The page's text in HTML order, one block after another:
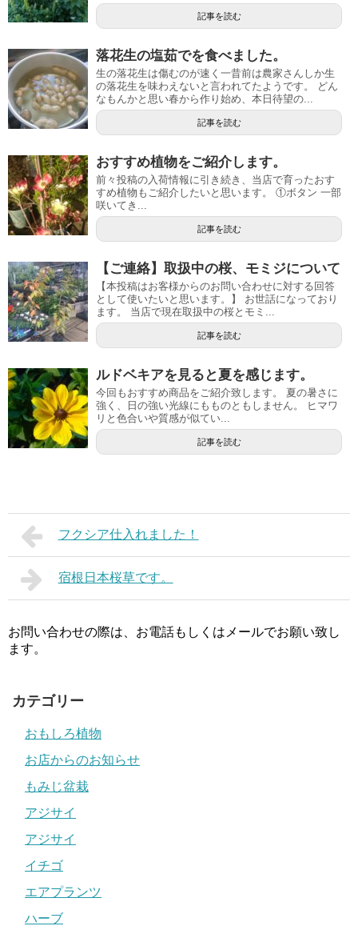
記事を読む
落花生の塩茹でを食べました。
生の落花生は傷むのが速く一昔前は農家さんしか生
の落花生を味わえないと言われてたようです。 どん
なもんかと思い春から作り始め、本日待望の...
記事を読む
おすすめ植物をご紹介します。
前々投稿の入荷情報に引き続き、当店で育ったおす
すめ植物もご紹介したいと思います。 ①ボタン 一部
咲いてき...
記事を読む
【ご連絡】取扱中の桜、モミジについて
【本投稿はお客様からのお問い合わせに対する回答
として使いたいと思います。】 お世話になっており
ます。 当店で現在取扱中の桜とモミ...
記事を読む
ルドベキアを見ると夏を感じます。
今回もおすすめ商品をご紹介致します。 夏の暑さに
強く、日の強い光線にもものともしません。 ヒマワ
リと色合いや質感が似てい...
記事を読む
フクシア仕入れました！
宿根日本桜草です。
お問い合わせの際は、お電話もしくはメールでお願い致し
ます。
カテゴリー
おもしろ植物
お店からのお知らせ
もみじ盆栽
アジサイ
アジサイ
イチゴ
エアプランツ
ハーブ